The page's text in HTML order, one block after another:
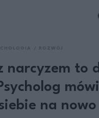
narcyzem to
na nowo